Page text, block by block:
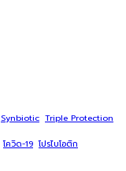
Synbiotic Triple Protection
โควิด-19 โปรไบโอติก